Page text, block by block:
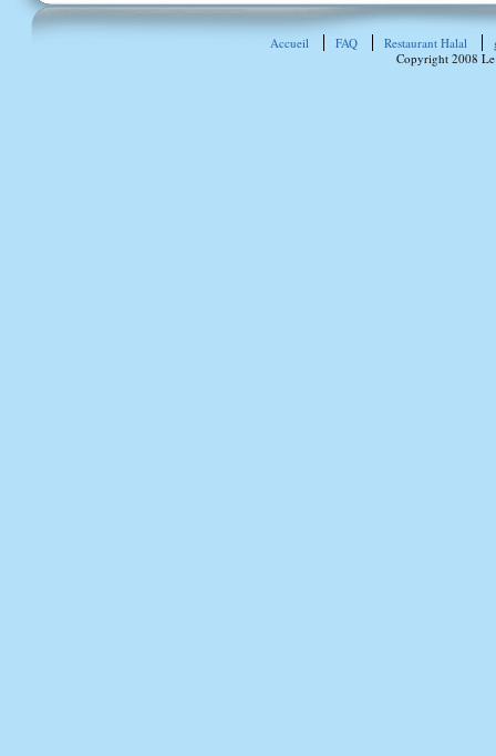
Accueil FAQ Restaurant Halal
Copyright 2008